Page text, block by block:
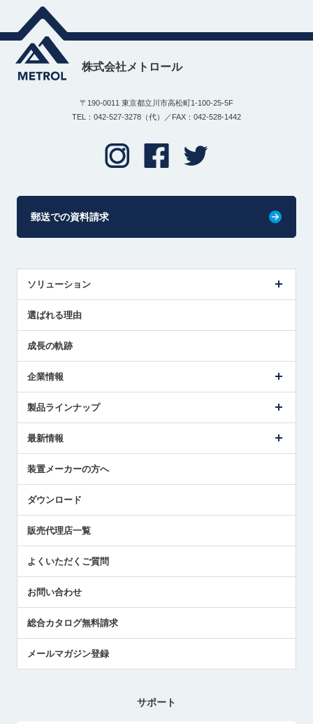
株式会社メトロール
〒190-0011 東京都立川市高松町1-100-25-5F
TEL：042-527-3278（代）／FAX：042-528-1442
郵送での資料請求
ソリューション
解決策提案
選ばれる理由
成長の軌跡
企業情報
ごあいさつ
受賞履歴
採用情報
国/地域/言語
製品ラインナップ
ツールセッタ製品
エアマイクロセンサ製品
最新情報
メトロールの技術
社員ブログ
中小企業のBCP地震対策
センサのテクニカルガイド
社長ブログ
装置メーカーの方へ
ダウンロード
販売代理店一覧
よくいただくご質問
お問い合わせ
総合カタログ無料請求
メールマガジン登録
サポート